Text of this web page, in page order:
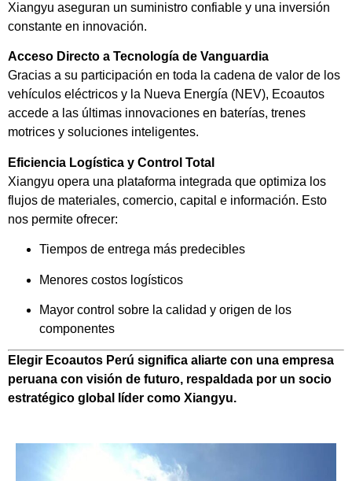
Xiangyu aseguran un suministro confiable y una inversión
constante en innovación.
Acceso Directo a Tecnología de Vanguardia
Gracias a su participación en toda la cadena de valor de los
vehículos eléctricos y la Nueva Energía (NEV), Ecoautos
accede a las últimas innovaciones en baterías, trenes
motrices y soluciones inteligentes.
Eficiencia Logística y Control Total
Xiangyu opera una plataforma integrada que optimiza los
flujos de materiales, comercio, capital e información. Esto
nos permite ofrecer:
Tiempos de entrega más predecibles
Menores costos logísticos
Mayor control sobre la calidad y origen de los
componentes
Elegir Ecoautos Perú significa aliarte con una empresa
peruana con visión de futuro, respaldada por un socio
estratégico global líder como Xiangyu.